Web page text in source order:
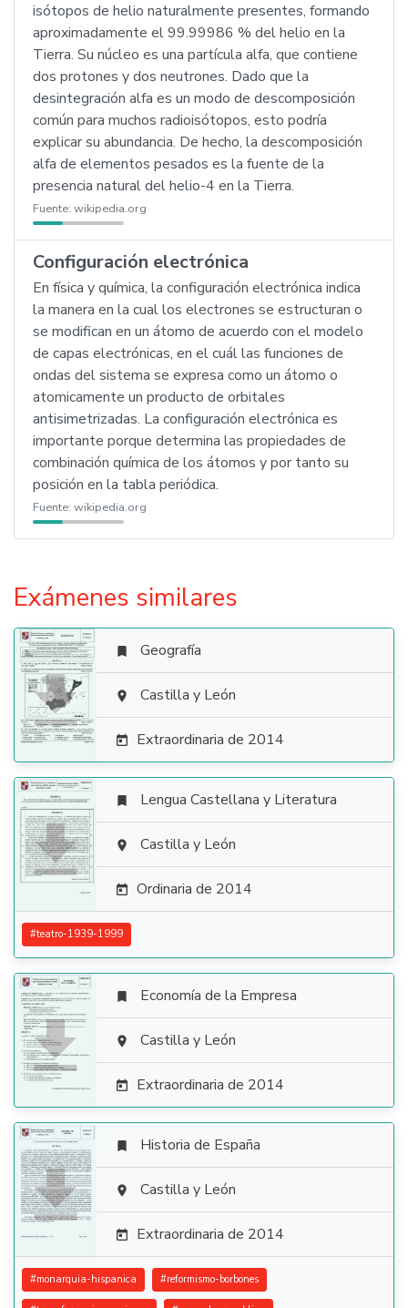
isótopos de helio naturalmente presentes, formando
aproximadamente el 99.99986 % del helio en la
Tierra. Su núcleo es una partícula alfa, que contiene
dos protones y dos neutrones. Dado que la
desintegración alfa es un modo de descomposición
común para muchos radioisótopos, esto podría
explicar su abundancia. De hecho, la descomposición
alfa de elementos pesados es la fuente de la
presencia natural del helio-4 en la Tierra.
Fuente: wikipedia.org
Configuración electrónica
En física y química, la configuración electrónica indica
la manera en la cual los electrones se estructuran o
se modifican en un átomo de acuerdo con el modelo
de capas electrónicas, en el cuál las funciones de
ondas del sistema se expresa como un átomo o
atomicamente un producto de orbitales
antisimetrizadas. La configuración electrónica es
importante porque determina las propiedades de
combinación química de los átomos y por tanto su
posición en la tabla periódica.
Fuente: wikipedia.org
Exámenes similares

 Geografía
 Castilla y León
 Extraordinaria de 2014

 Lengua Castellana y Literatura
 Castilla y León
 Ordinaria de 2014
#teatro-1939-1999

 Economía de la Empresa
 Castilla y León
 Extraordinaria de 2014

 Historia de España
 Castilla y León
 Extraordinaria de 2014
#monarquia-hispanica #reformismo-borbones